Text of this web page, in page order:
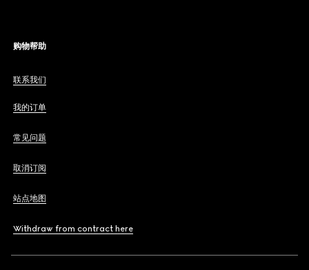
购物帮助
联系我们
我的订单
常见问题
取消订阅
站点地图
Withdraw from contract here